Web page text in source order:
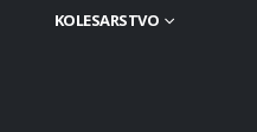
KOLESARSTVO